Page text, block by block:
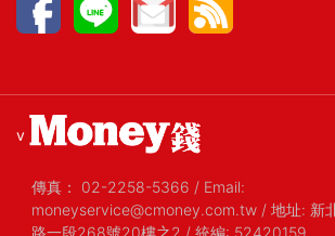
v
傳真： 02-2258-5366 / Email:
moneyservice@cmoney.com.tw / 地址: 新
路一段268號20樓之2 / 統編: 52420159